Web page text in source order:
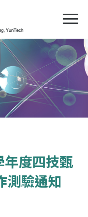
度四技甄
測驗通知